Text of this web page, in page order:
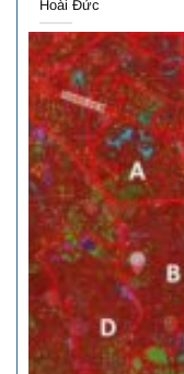
Hoài Đức